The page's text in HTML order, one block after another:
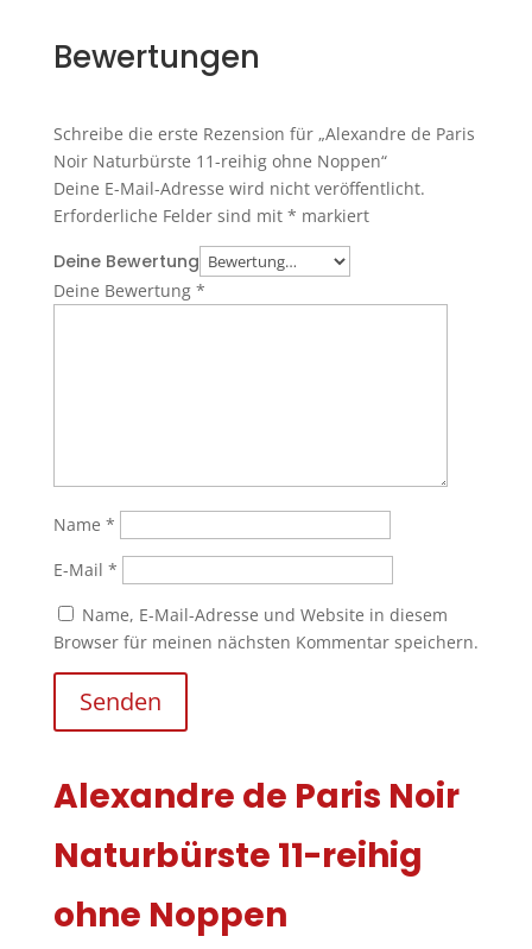
Bewertungen
Schreibe die erste Rezension für „Alexandre de Paris
Noir Naturbürste 11-reihig ohne Noppen“
Deine E-Mail-Adresse wird nicht veröffentlicht.
Erforderliche Felder sind mit * markiert
Deine Bewertung
Deine Bewertung *
Name *
E-Mail *
Name, E-Mail-Adresse und Website in diesem
Browser für meinen nächsten Kommentar speichern.
Senden
Alexandre de Paris Noir
Naturbürste 11-reihig
ohne Noppen